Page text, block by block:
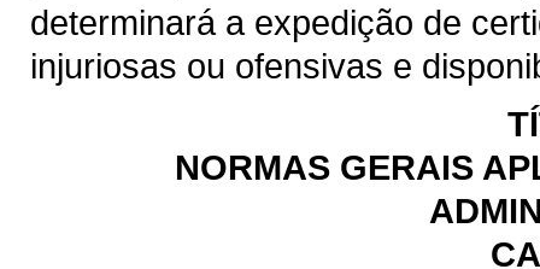
determinará a expedição de
injuriosas ou ofensivas e
NORMAS GERAIS